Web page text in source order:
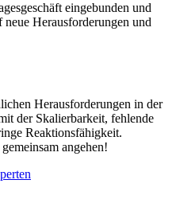
eingebunden und
Herausforderungen und
Herausforderungen in der
der Skalierbarkeit, fehlende
Reaktionsfähigkeit.
angehen!